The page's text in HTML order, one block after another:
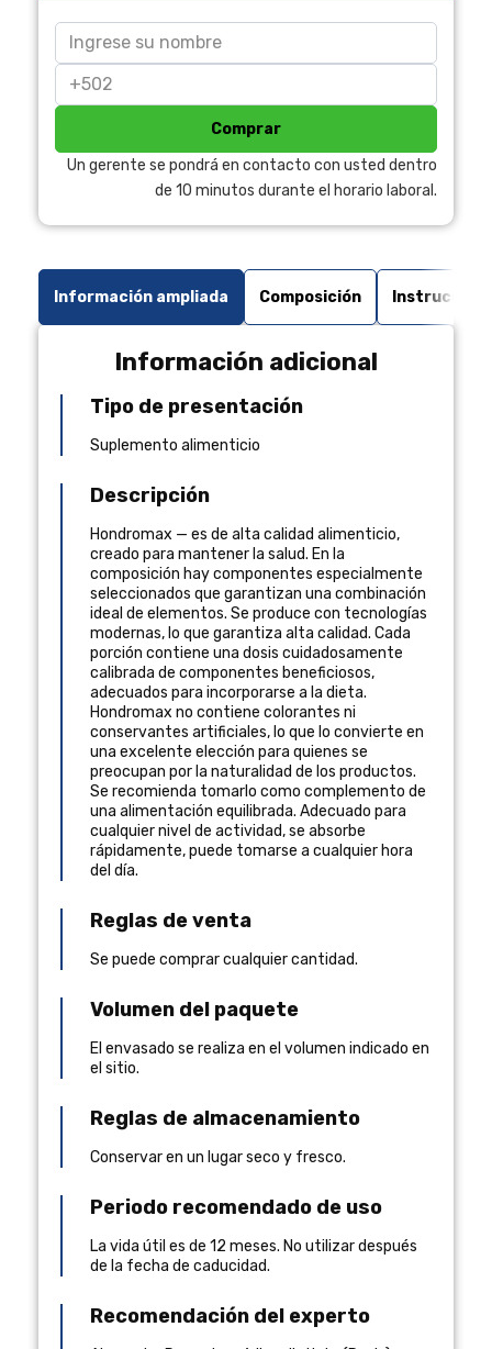
Comprar
Un gerente se pondrá en contacto con usted dentro
de 10 minutos durante el horario laboral.
Información ampliada Composición
Información adicional
Tipo de presentación
Suplemento alimenticio
Descripción
Hondromax — es de alta calidad alimenticio,
creado para mantener la salud. En la
composición hay componentes especialmente
seleccionados que garantizan una combinación
ideal de elementos. Se produce con tecnologías
modernas, lo que garantiza alta calidad. Cada
porción contiene una dosis cuidadosamente
calibrada de componentes beneficiosos,
adecuados para incorporarse a la dieta.
Hondromax no contiene colorantes ni
conservantes artificiales, lo que lo convierte en
una excelente elección para quienes se
preocupan por la naturalidad de los productos.
Se recomienda tomarlo como complemento de
una alimentación equilibrada. Adecuado para
cualquier nivel de actividad, se absorbe
rápidamente, puede tomarse a cualquier hora
del día.
Reglas de venta
Se puede comprar cualquier cantidad.
Volumen del paquete
El envasado se realiza en el volumen indicado en
el sitio.
Reglas de almacenamiento
Conservar en un lugar seco y fresco.
Periodo recomendado de uso
La vida útil es de 12 meses. No utilizar después
de la fecha de caducidad.
Recomendación del experto